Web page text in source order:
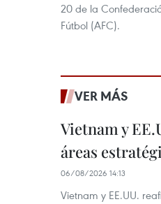
20 de la
Fútbol (AFC).
VER MÁS
Vietnam y
áreas
06/08/2026 14:13
Vietnam y EE.UU.